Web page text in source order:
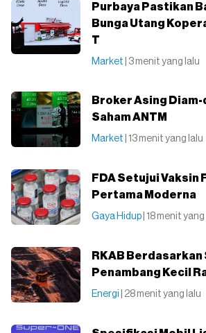
Purbaya Pastikan
Bunga Utang
T
Market | 3 menit yang lalu
Broker Asing
Saham ANTM
Market | 13 menit yang lalu
FDA Setujui Vaksin
Pertama Moderna
Gaya Hidup | 18 menit
RKAB
Penambang Kecil
Energi | 28 menit yang lalu